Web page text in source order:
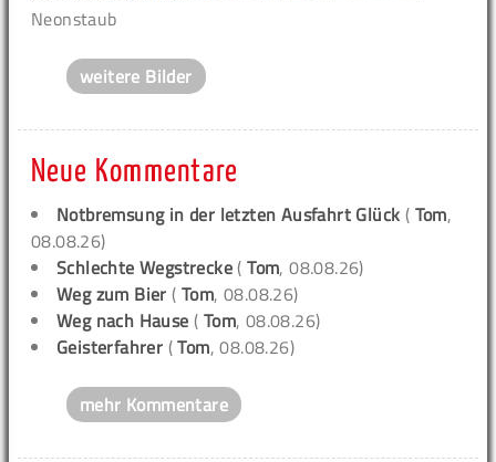
Neonstaub
weitere Bilder
Neue Kommentare
Notbremsung in der letzten Ausfahrt Glück ( Tom,
08.08.26)
Schlechte Wegstrecke (Tom, 08.08.26)
Weg zum Bier (Tom, 08.08.26)
Weg nach Hause ( Tom, 08.08.26)
Geisterfahrer (Tom, 08.08.26)
mehr Kommentare